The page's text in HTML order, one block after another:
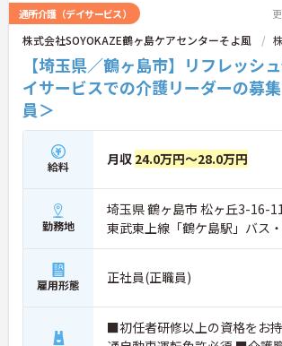
個性や価値観を尊重する社風も大きな魅力です。
らに、年間17日のリフレッシュ休暇や退職金制度
65歳定年後も70歳まで勤務可能な再雇用制度な
長期的に安定して働き続けられる福利厚生が充実
ている点も安心材料としてご期待いただけます。
★おすすめPOINT★
【毎朝のミーティングで情報共有を徹底し、スムー
・お客様の体調変化や業務連絡を毎日スタッフ全員
で共有する仕組みがあるため、チーム全体で質の高
いケアを提供できます。
・職種を超えて困った時にすぐ相談やフォローがで
きる風通しの良い職場であり、スタッフ同士の信
関係を築きながら長く働けます。
【特別報酬制度の導入により、日々の努力がしっか
り収入アップに直結します】 ・施設運営への貢献
・目に見える形でしっかりと還元される仕組みが
通所介護（デイサービス）
株式会社SOYOKAZE鶴ヶ島ケアセンターそよ風
【埼玉県／鶴ヶ島市】リフレッシ
イサービスでの介護リーダーの募
員＞
給料 月収 24.0万円～28.0万円
勤務地
埼玉県 鶴ヶ島市 松ヶ丘3-16-
東武東上線「鶴ケ島駅」バス
雇用形態 正社員(正職員)
■初任者研修以上の資格をお